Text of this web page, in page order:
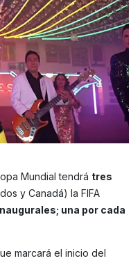
Mundial tendrá tres
y Canadá) la FIFA
una por cada
marcará el inicio del